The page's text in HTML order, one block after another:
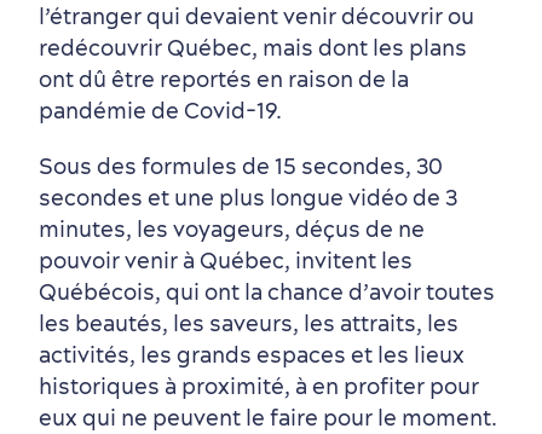
Quartiers centraux
Autour du centre-ville
Quoi faire en août
Activités en été
Produits locaux
dans le Vieux-Québec
Vieux-Québec
Hôtels écologiques
Itinéraires
Magazine Québec cité
l’étranger qui devaient venir découvrir ou
redécouvrir Québec, mais dont les plans
ont dû être reportés en raison de la
pandémie de Covid-19.
Sous des formules de 15 secondes, 30
secondes et une plus longue vidéo de 3
minutes, les voyageurs, déçus de ne
pouvoir venir à Québec, invitent les
Québécois, qui ont la chance d’avoir toutes
les beautés, les saveurs, les attraits, les
activités, les grands espaces et les lieux
historiques à proximité, à en profiter pour
eux qui ne peuvent le faire pour le moment.